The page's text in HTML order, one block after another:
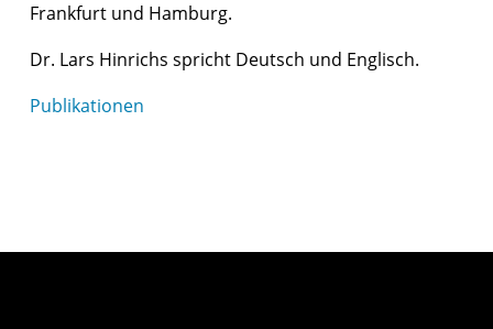
Frankfurt und Hamburg.
Dr. Lars Hinrichs spricht Deutsch und Englisch.
Publikationen